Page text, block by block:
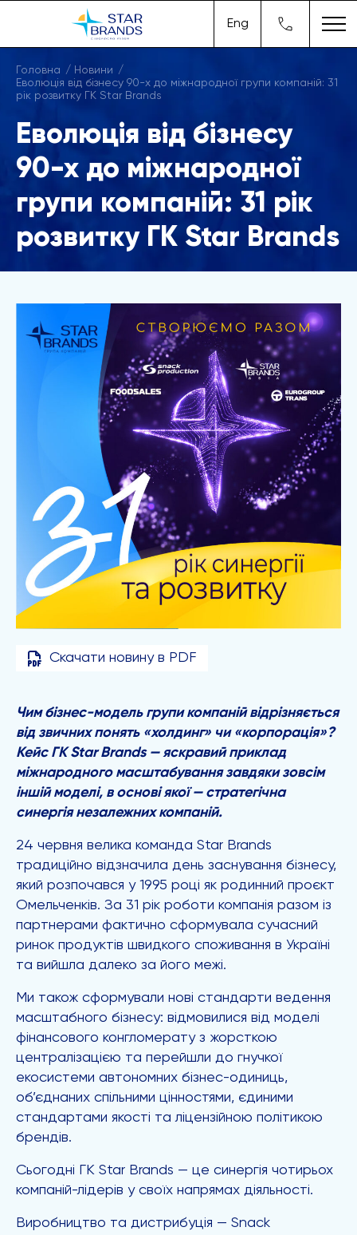
Eng
Головна
Новини
Еволюція від бізнесу 90-х до міжнародної групи компаній: 31
рік розвитку ГК Star Brands
Еволюція від бізнесу
90-х до міжнародної
групи компаній: 31 рік
розвитку ГК Star Brands
Скачати новину в PDF
Чим бізнес-модель групи компаній відрізняється
від звичних понять «холдинг» чи «корпорація»?
Кейс ГК Star Brands — яскравий приклад
міжнародного масштабування завдяки зовсім
іншій моделі, в основі якої — стратегічна
синергія незалежних компаній.
24 червня велика команда Star Brands
традиційно відзначила день заснування бізнесу,
який розпочався у 1995 році як родинний проєкт
Омельченків. За 31 рік роботи компанія разом із
партнерами фактично сформувала сучасний
ринок продуктів швидкого споживання в Україні
та вийшла далеко за його межі.
Ми також сформували нові стандарти ведення
масштабного бізнесу: відмовилися від моделі
фінансового конгломерату з жорсткою
централізацією та перейшли до гнучкої
екосистеми автономних бізнес-одиниць,
об’єднаних спільними цінностями, єдиними
стандартами якості та ліцензійною політикою
брендів.
Сьогодні ГК Star Brands — це синергія чотирьох
компаній-лідерів у своїх напрямах діяльності.
Виробництво та дистрибуція — Snack